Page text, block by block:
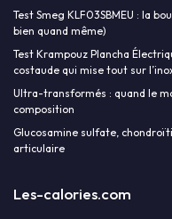
Test Smeg KLF03SBMEU : la
bien quand même)
Test Krampouz Plancha
costaude qui mise tout sur
Ultra-transformés : quand le
composition
Glucosamine sulfate,
articulaire
Les-calories.com